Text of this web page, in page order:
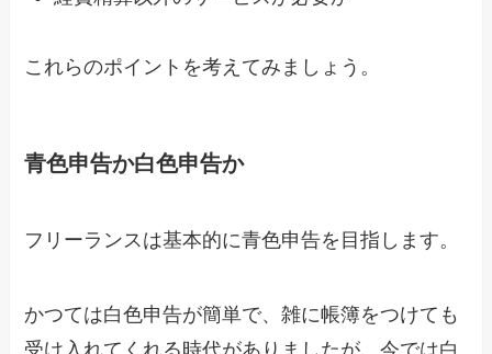
これらのポイントを考えてみましょう。
青色申告か白色申告か
フリーランスは基本的に青色申告を目指します。
かつては白色申告が簡単で、雑に帳簿をつけても
受け入れてくれる時代がありましたが、今では白